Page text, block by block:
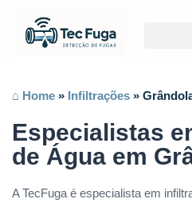
⌂ Home » Infiltrações »
Especialistas
de Água em
A TecFuga é especialista em